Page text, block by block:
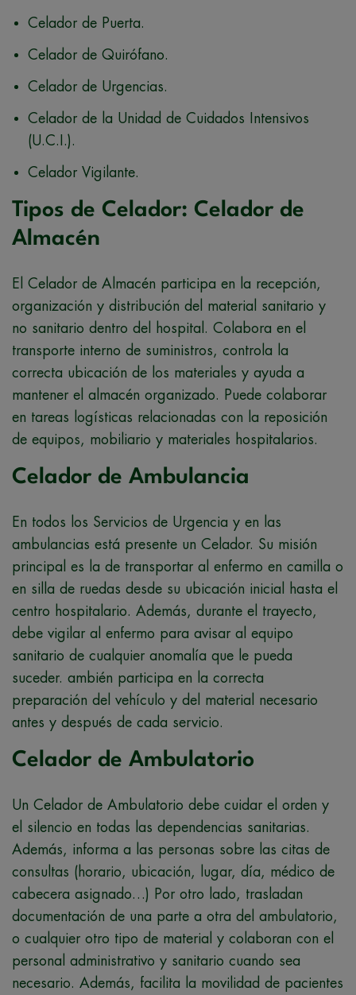
Celador de Puerta.
Celador de Quirófano.
Celador de Urgencias.
Celador de la Unidad de Cuidados Intensivos
(U.C.I.).
Celador Vigilante.
Tipos de Celador: Celador de
Almacén
El Celador de Almacén participa en la recepción,
organización y distribución del material sanitario y
no sanitario dentro del hospital. Colabora en el
transporte interno de suministros, controla la
correcta ubicación de los materiales y ayuda a
mantener el almacén organizado. Puede colaborar
en tareas logísticas relacionadas con la reposición
de equipos, mobiliario y materiales hospitalarios.
Celador de Ambulancia
En todos los Servicios de Urgencia y en las
ambulancias está presente un Celador. Su misión
principal es la de transportar al enfermo en camilla o
en silla de ruedas desde su ubicación inicial hasta el
centro hospitalario. Además, durante el trayecto,
debe vigilar al enfermo para avisar al equipo
sanitario de cualquier anomalía que le pueda
suceder. ambién participa en la correcta
preparación del vehículo y del material necesario
antes y después de cada servicio.
Celador de Ambulatorio
Un Celador de Ambulatorio debe cuidar el orden y
el silencio en todas las dependencias sanitarias.
Además, informa a las personas sobre las citas de
consultas (horario, ubicación, lugar, día, médico de
cabecera asignado…) Por otro lado, trasladan
documentación de una parte a otra del ambulatorio,
o cualquier otro tipo de material y colaboran con el
personal administrativo y sanitario cuando sea
necesario. Además, facilita la movilidad de pacientes